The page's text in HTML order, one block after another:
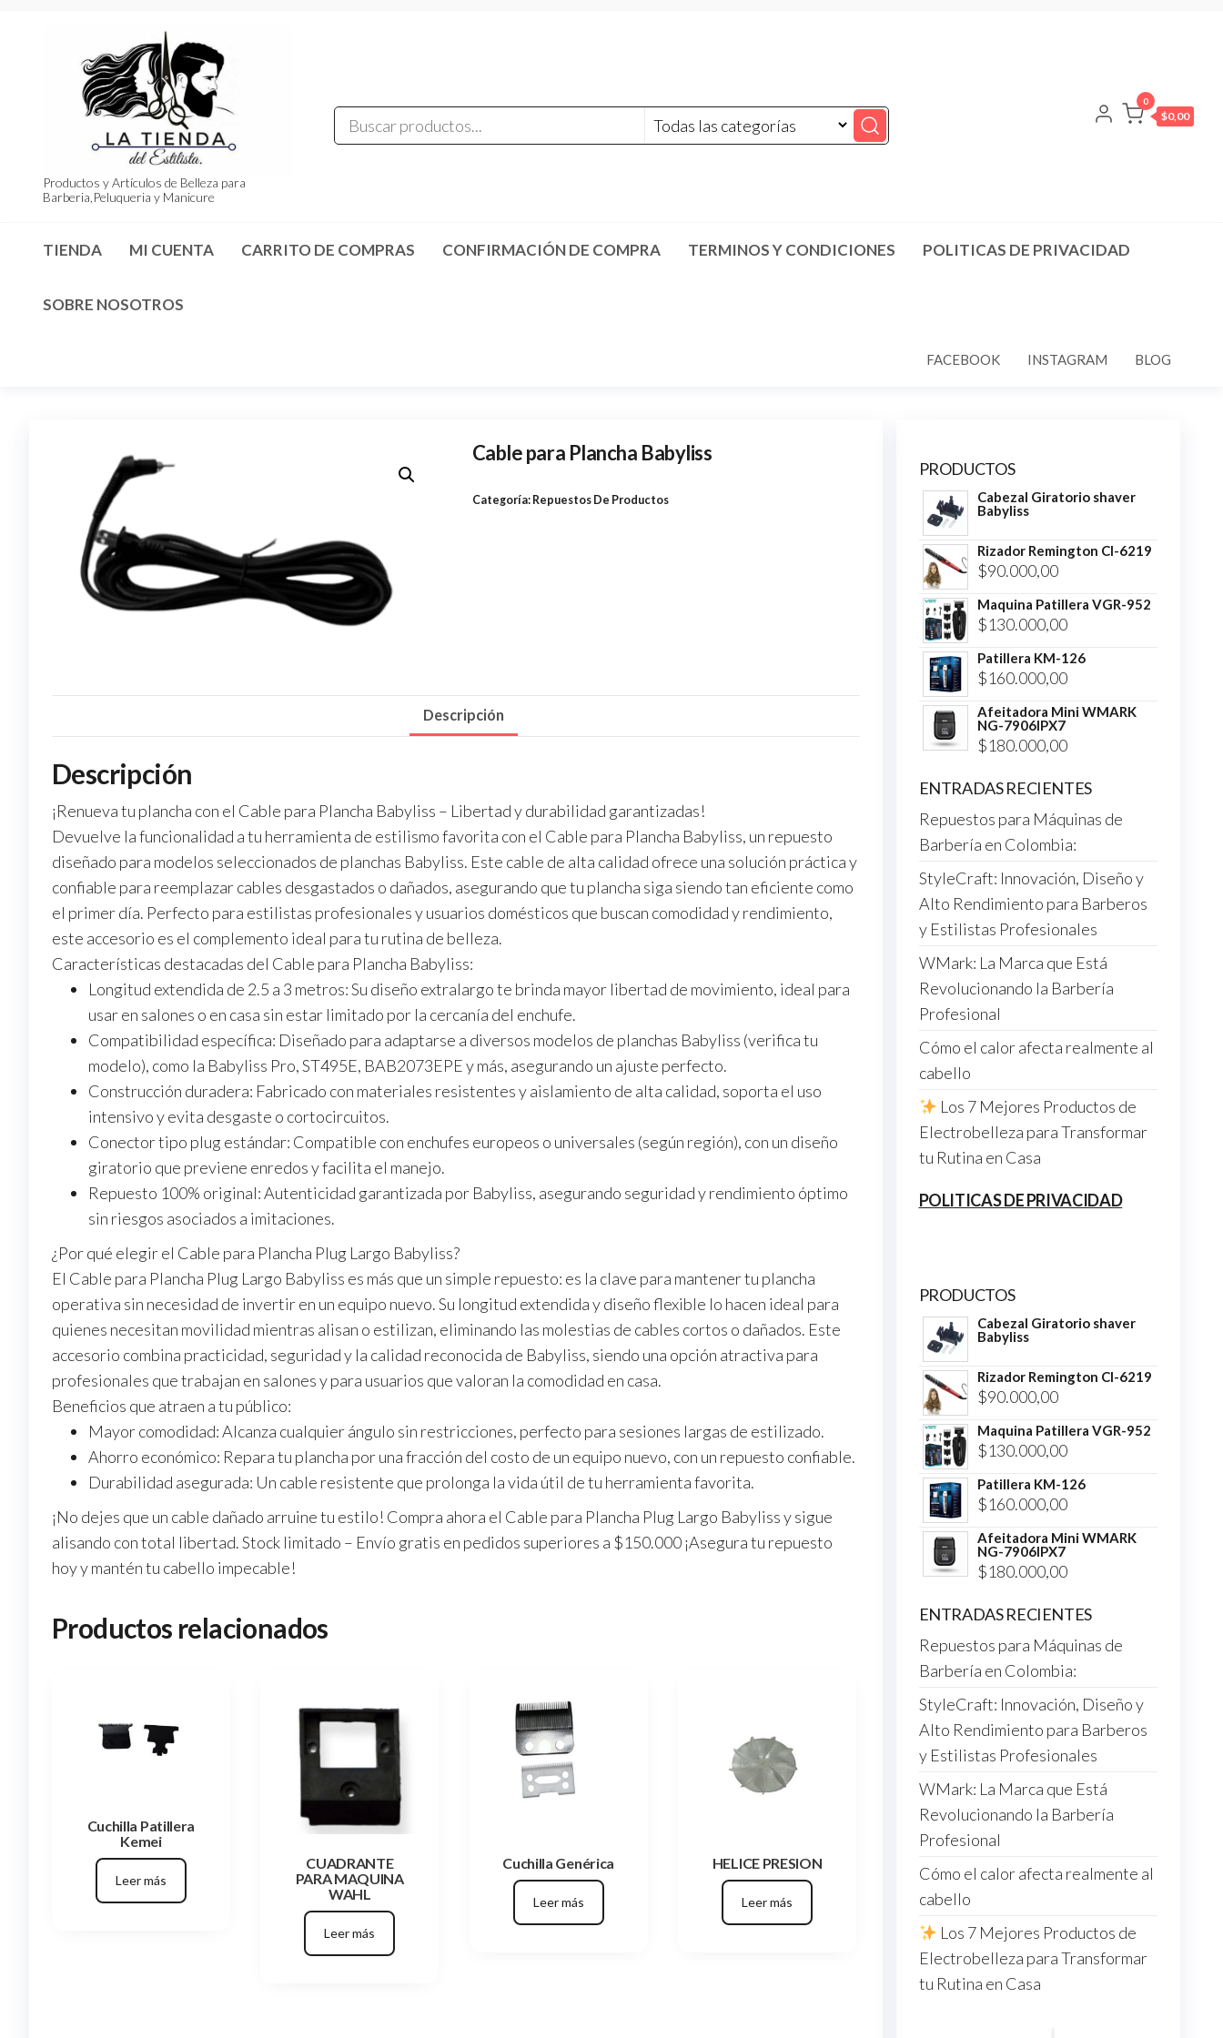
Productos y Artículos de Belleza para
Barberia,Peluqueria y Manicure
0
$0,00
TIENDA MI CUENTA CARRITO DE COMPRAS CONFIRMACIÓN DE COMPRA TERMINOS Y CONDICIONES POLITICAS DE PRIVACIDAD
SOBRE NOSOTROS
FACEBOOK INSTAGRAM BLOG
Cable para Plancha Babyliss
Categoría: Repuestos De Productos
Descripción
Descripción
¡Renueva tu plancha con el Cable para Plancha Babyliss – Libertad y durabilidad garantizadas!
Devuelve la funcionalidad a tu herramienta de estilismo favorita con el Cable para Plancha Babyliss, un repuesto
diseñado para modelos seleccionados de planchas Babyliss. Este cable de alta calidad ofrece una solución práctica y
confiable para reemplazar cables desgastados o dañados, asegurando que tu plancha siga siendo tan eficiente como
el primer día. Perfecto para estilistas profesionales y usuarios domésticos que buscan comodidad y rendimiento,
este accesorio es el complemento ideal para tu rutina de belleza.
Características destacadas del Cable para Plancha Babyliss:
Longitud extendida de 2.5 a 3 metros:Su diseño extralargo te brinda mayor libertad de movimiento, ideal para
usar en salones o en casa sin estar limitado por la cercanía del enchufe.
Compatibilidad específica: Diseñado para adaptarse a diversos modelos de planchas Babyliss (verifica tu
modelo), como la Babyliss Pro, ST495E, BAB2073EPE y más, asegurando un ajuste perfecto.
Construcción duradera: Fabricado con materiales resistentes y aislamiento de alta calidad, soporta el uso
intensivo y evita desgaste o cortocircuitos.
Conector tipo plug estándar: Compatible con enchufes europeos o universales (según región), con un diseño
giratorio que previene enredos y facilita el manejo.
Repuesto 100% original:Autenticidad garantizada por Babyliss, asegurando seguridad y rendimiento óptimo
sin riesgos asociados a imitaciones.
¿Por qué elegir el Cable para Plancha Plug Largo Babyliss?
El Cable para Plancha Plug Largo Babyliss es más que un simple repuesto: es la clave para mantener tu plancha
operativa sin necesidad de invertir en un equipo nuevo. Su longitud extendida y diseño flexible lo hacen ideal para
quienes necesitan movilidad mientras alisan o estilizan, eliminando las molestias de cables cortos o dañados. Este
accesorio combina practicidad, seguridad y la calidad reconocida de Babyliss, siendo una opción atractiva para
profesionales que trabajan en salones y para usuarios que valoran la comodidad en casa.
Beneficios que atraen a tu público:
Mayor comodidad:Alcanza cualquier ángulo sin restricciones, perfecto para sesiones largas de estilizado.
Ahorro económico: Repara tu plancha por una fracción del costo de un equipo nuevo, con un repuesto confiable.
Durabilidad asegurada: Un cable resistente que prolonga la vida útil de tu herramienta favorita.
¡No dejes que un cable dañado arruine tu estilo! Compra ahora el Cable para Plancha Plug Largo Babylissy sigue
alisando con total libertad.Stock limitado – Envío gratis en pedidos superiores a $150.000¡Asegura tu repuesto
hoy y mantén tu cabello impecable!
Productos relacionados
Cuchilla Patillera
Kemei
Leer más
CUADRANTE
PARA MAQUINA
WAHL
Leer más
Cuchilla Genérica
Leer más
HELICE PRESION
Leer más
PRODUCTOS
Cabezal Giratorio shaver
Babyliss
Rizador Remington CI-6219
$90.000,00
Maquina Patillera VGR-952
$130.000,00
Patillera KM-126
$160.000,00
Afeitadora Mini WMARK
NG-7906IPX7
$180.000,00
ENTRADAS RECIENTES
Repuestos para Máquinas de
Barbería en Colombia:
StyleCraft: Innovación, Diseño y
Alto Rendimiento para Barberos
y Estilistas Profesionales
WMark: La Marca que Está
Revolucionando la Barbería
Profesional
Cómo el calor afecta realmente al
cabello
Los 7 Mejores Productos de
Electrobelleza para Transformar
tu Rutina en Casa
POLITICAS DE PRIVACIDAD
PRODUCTOS
Cabezal Giratorio shaver
Babyliss
Rizador Remington CI-6219
$90.000,00
Maquina Patillera VGR-952
$130.000,00
Patillera KM-126
$160.000,00
Afeitadora Mini WMARK
NG-7906IPX7
$180.000,00
ENTRADAS RECIENTES
Repuestos para Máquinas de
Barbería en Colombia:
StyleCraft: Innovación, Diseño y
Alto Rendimiento para Barberos
y Estilistas Profesionales
WMark: La Marca que Está
Revolucionando la Barbería
Profesional
Cómo el calor afecta realmente al
cabello
Los 7 Mejores Productos de
Electrobelleza para Transformar
tu Rutina en Casa